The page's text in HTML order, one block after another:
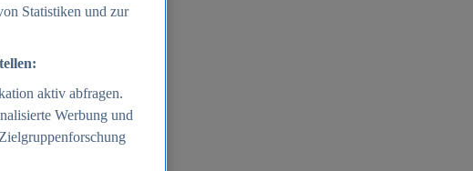
Statistiken und zur
aktiv abfragen.
Werbung und